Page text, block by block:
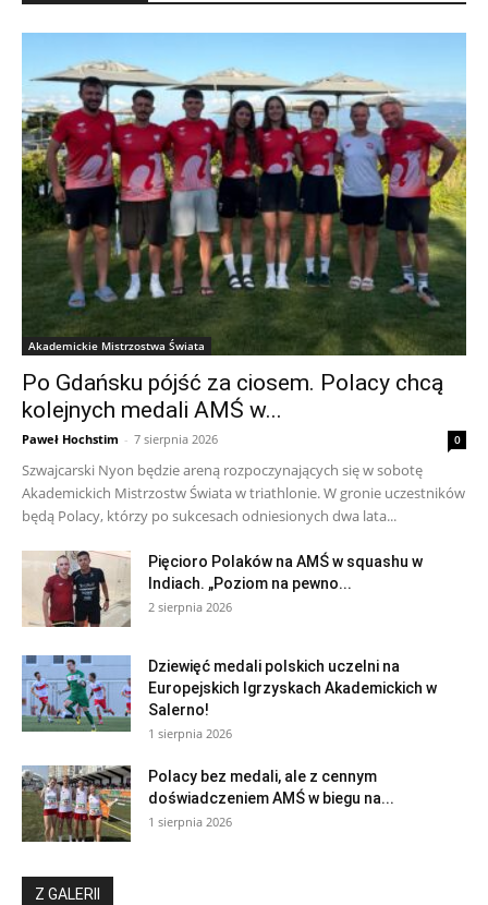
Akademickie Mistrzostwa Świata
Po Gdańsku pójść za ciosem. Polacy chcą
kolejnych medali AMŚ w...
Paweł Hochstim - 7 sierpnia 2026 0
Szwajcarski Nyon będzie areną rozpoczynających się w sobotę
Akademickich Mistrzostw Świata w triathlonie. W gronie uczestników
będą Polacy, którzy po sukcesach odniesionych dwa lata...
Pięcioro Polaków na AMŚ w squashu w
Indiach. „Poziom na pewno...
2 sierpnia 2026
Dziewięć medali polskich uczelni na
Europejskich Igrzyskach Akademickich w
Salerno!
1 sierpnia 2026
Polacy bez medali, ale z cennym
doświadczeniem AMŚ w biegu na...
1 sierpnia 2026
Z GALERII